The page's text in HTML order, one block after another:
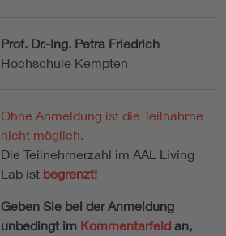
Prof. Dr.-Ing. Petra Friedrich
Hochschule Kempten
Ohne Anmeldung ist die Teilnahme
nicht möglich.
Die Teilnehmerzahl im AAL Living
Lab ist begrenzt!
Geben Sie bei der Anmeldung
unbedingt im Kommentarfeld an,